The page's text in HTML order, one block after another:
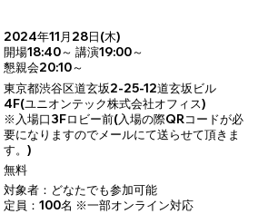
2024年11月28日(木)
開場18:40～ 講演19:00～
懇親会20:10～
東京都渋谷区道玄坂2-25-12道玄坂ビル
4F(ユニオンテック株式会社オフィス)
※入場口3Fロビー前(入場の際QRコードが必
要になりますのでメールにて送らせて頂きま
す。)
無料
対象者：どなたでも参加可能
定員：100名 ※一部オンライン対応